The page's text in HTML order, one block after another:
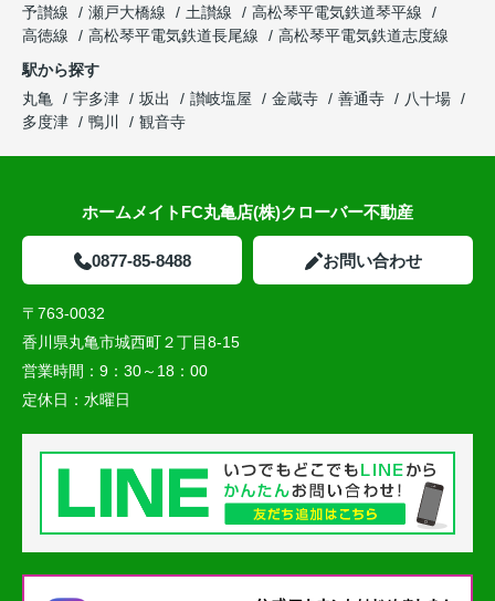
予讃線
瀬戸大橋線 土讃線
高松琴平電気鉄道琴平線
高徳線
高松琴平電気鉄道長尾線
高松琴平電気鉄道志度線
駅から探す
丸亀
宇多津 坂出 讃岐塩屋 金蔵寺 善通寺
八十場
多度津
鴨川 観音寺
ホームメイトFC丸亀店(株)クローバー不動産
0877-85-8488 お問い合わせ
〒763-0032
香川県丸亀市城西町２丁目8-15
営業時間： 9：30～18：00
定休日： 水曜日